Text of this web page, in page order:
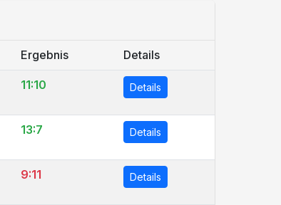
Ergebnis Details
11:10 Details
13:7 Details
9:11 Details